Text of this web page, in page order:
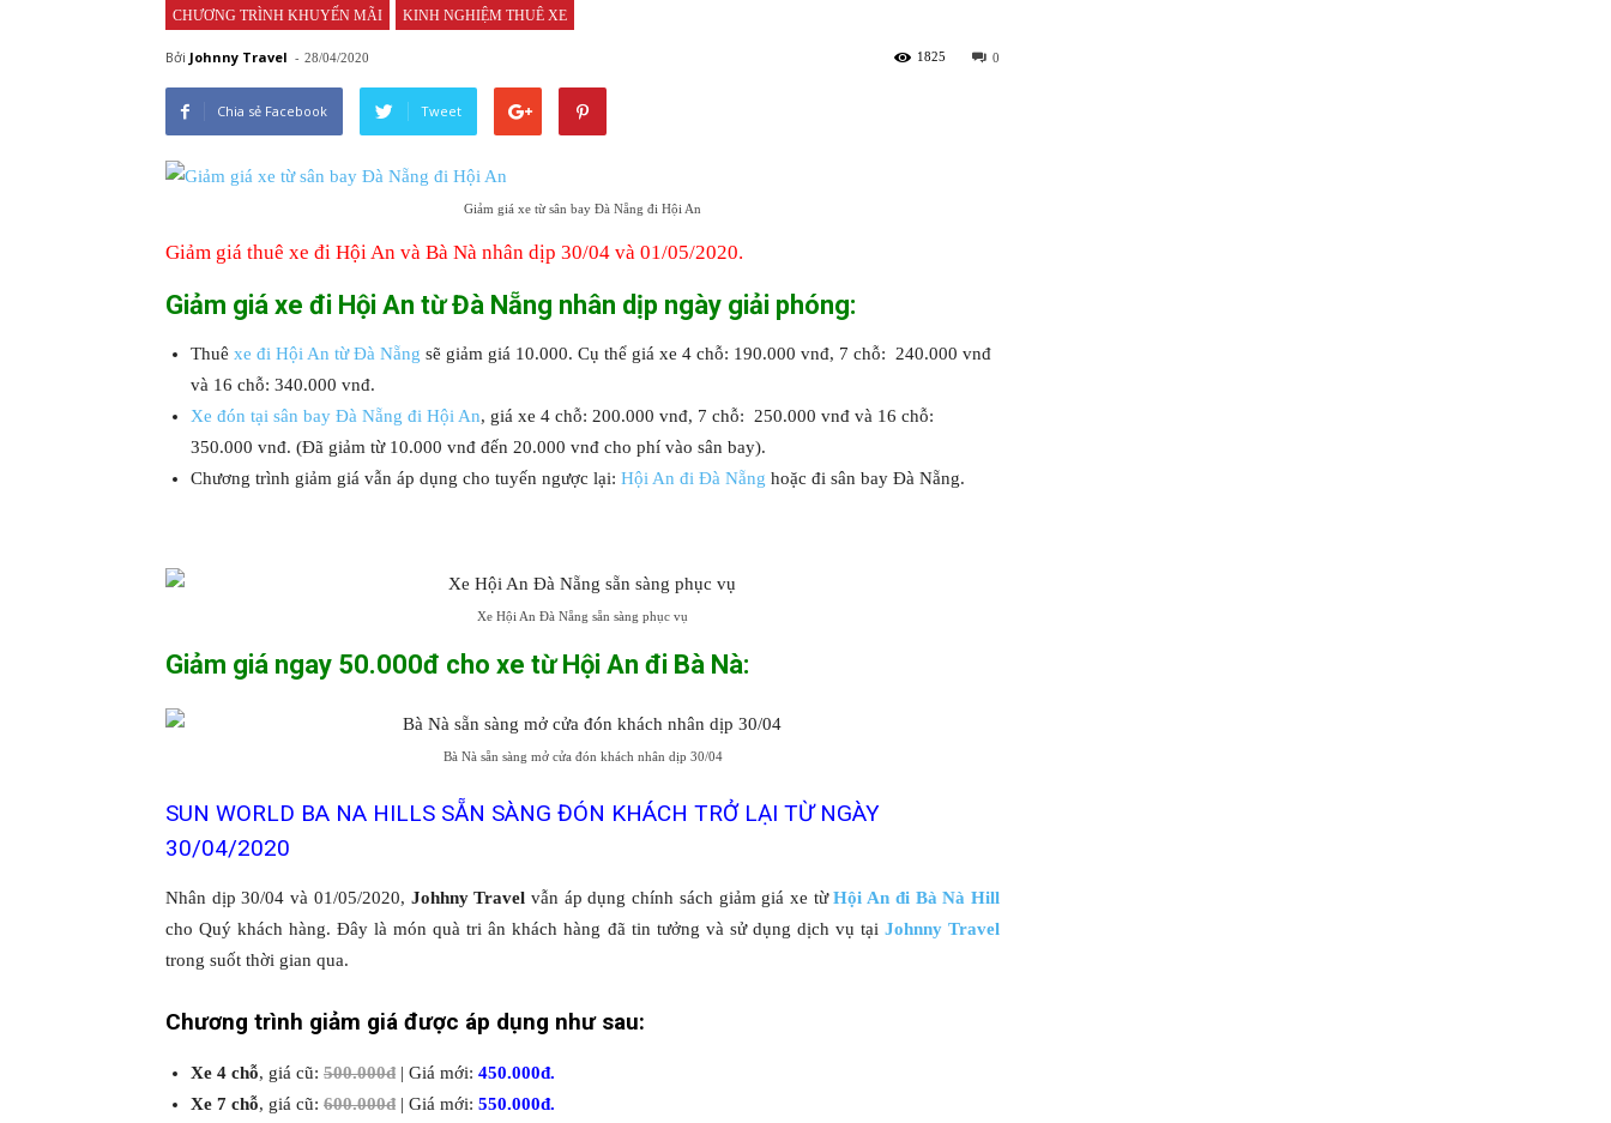
CHƯƠNG TRÌNH KHUYẾN MÃI KINH NGHIỆM THUÊ XE
Bởi Johnny - 28/04/2020 0
1825
Chia sẻ Facebook Tweet
Giảm giá xe từ sân bay Đà Nẵng đi Hội An
Giảm giá thuê xe đi Hội An và Bà Nà nhân dịp 30/04 và 01/05/2020.
Giảm giá xe đi Hội An từ Đà Nẵng nhân dịp ngày giải phóng:
Thuê xe đi Hội An từ Đà Nẵng sẽ giảm giá 10.000. Cụ thể giá xe 4 chỗ: 190.000 vnđ, 7 chỗ: 240.000 vnđ
và 16 chỗ: 340.000 vnđ.
Xe đón tại sân bay Đà Nẵng đi Hội An, giá xe 4 chỗ: 200.000 vnđ, 7 chỗ: 250.000 vnđ và 16 chỗ:
350.000 vnđ. (Đã giảm từ 10.000 vnđ đến 20.000 vnđ cho phí vào sân bay).
Chương trình giảm giá vẫn áp dụng cho tuyến ngược lại: Hội An đi Đà Nẵng hoặc đi sân bay Đà Nẵng.
Xe Hội An Đà Nẵng sẵn sàng phục vụ
Giảm giá ngay 50.000đ cho xe từ Hội An đi Bà Nà:
Bà Nà sẵn sàng mở cửa đón khách nhân dịp 30/04
SUN WORLD BA NA HILLS SẴN SÀNG ĐÓN KHÁCH TRỞ LẠI TỪ NGÀY
30/04/2020
Nhân dịp 30/04 và 01/05/2020, Johhny Travel vẫn áp dụng chính sách giảm giá xe từHội An đi Bà Nà Hill
cho Quý khách hàng. Đây là món quà tri ân khách hàng đã tin tưởng và sử dụng dịch vụ tại Johnny Travel
trong suốt thời gian qua.
Chương trình giảm giá được áp dụng như sau:
Xe 4 chỗ, giá cũ: 500.000đ | Giá mới: 450.000đ.
Xe 7 chỗ, giá cũ: 600.000đ | Giá mới: 550.000đ.